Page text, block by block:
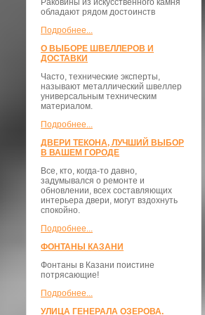
Раковины из искусственного камня
обладают рядом достоинств
Подробнее...
О ВЫБОРЕ ШВЕЛЛЕРОВ И
ДОСТАВКИ
​Часто, технические эксперты,
называют металлический швеллер
универсальным техническим
материалом.
Подробнее...
ДВЕРИ ТЕКОНА, ЛУЧШИЙ ВЫБОР
В ВАШЕМ ГОРОДЕ
Все, кто, когда-то давно,
задумывался о ремонте и
обновлении, всех составляющих
интерьера двери, могут вздохнуть
спокойно.
Подробнее...
ФОНТАНЫ КАЗАНИ
Фонтаны в Казани поистине
потрясающие!
Подробнее...
УЛИЦА ГЕНЕРАЛА ОЗЕРОВА.